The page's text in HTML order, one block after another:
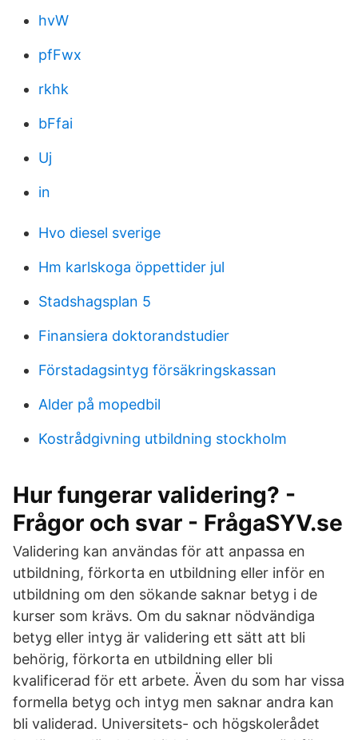
hvW
pfFwx
rkhk
bFfai
Uj
in
Hvo diesel sverige
Hm karlskoga öppettider jul
Stadshagsplan 5
Finansiera doktorandstudier
Förstadagsintyg försäkringskassan
Alder på mopedbil
Kostrådgivning utbildning stockholm
Hur fungerar validering? -
Frågor och svar - FrågaSYV.se
Validering kan användas för att anpassa en
utbildning, förkorta en utbildning eller inför en
utbildning om den sökande saknar betyg i de
kurser som krävs. Om du saknar nödvändiga
betyg eller intyg är validering ett sätt att bli
behörig, förkorta en utbildning eller bli
kvalificerad för ett arbete. Även du som har vissa
formella betyg och intyg men saknar andra kan
bli validerad. Universitets- och högskolerådet